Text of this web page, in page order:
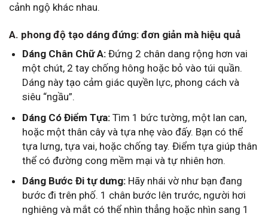
cảnh ngộ khác nhau.
A. phong độ tạo dáng đứng: đơn giản mà hiệu quả
Dáng Chân Chữ A: Đứng 2 chân dang rộng hơn vai
một chút, 2 tay chống hông hoặc bỏ vào túi quần.
Dáng này tạo cảm giác quyền lực, phong cách và
siêu “ngầu”.
Dáng Có Điểm Tựa: Tìm 1 bức tường, một lan can,
hoặc một thân cây và tựa nhẹ vào đấy. Bạn có thể
tựa lưng, tựa vai, hoặc chống tay. Điểm tựa giúp thân
thể có đường cong mềm mại và tự nhiên hơn.
Dáng Bước Đi tự dưng: Hãy nhái vờ như bạn đang
bước đi trên phố. 1 chân bước lên trước, người hơi
nghiêng và mắt có thể nhìn thẳng hoặc nhìn sang 1